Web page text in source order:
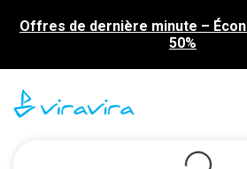
Offres de dernière minute –
50%